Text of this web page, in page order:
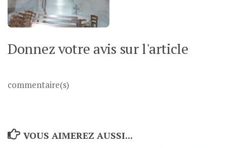
Donnez votre avis sur l'article
commentaire(s)
VOUS AIMEREZ AUSSI...